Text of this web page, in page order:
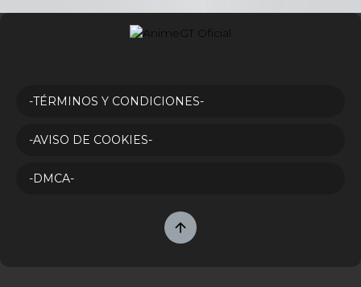
-TÉRMINOS Y CONDICIONES-
-AVISO DE COOKIES-
-DMCA-